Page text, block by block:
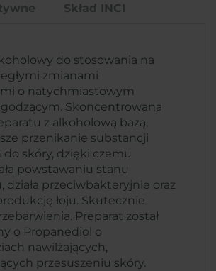
Skład INCI
do stosowania na
zmianami
o natychmiastowym
Skoncentrowana
z alkoholową bazą,
przenikanie substancji
skóry, dzięki czemu
powstawaniu stanu
działa przeciwbakteryjnie oraz
łoju. Skutecznie
Preparat został
o Propanediol o
nawilżających,
przesuszeniu skóry.